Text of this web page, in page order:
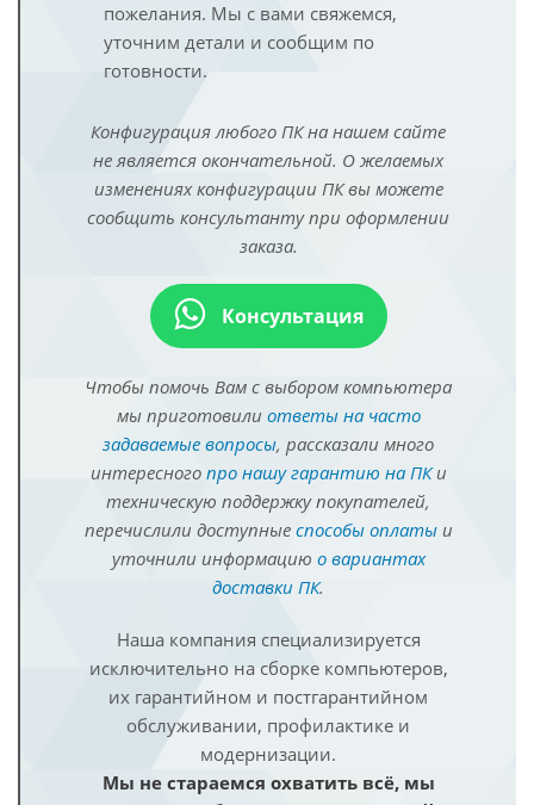
пожелания. Мы с вами свяжемся,
уточним детали и сообщим по
готовности.
Конфигурация любого ПК на нашем сайте
не является окончательной. О желаемых
изменениях конфигурации ПК вы можете
сообщить консультанту при оформлении
заказа.
Консультация
Чтобы помочь Вам с выбором компьютера
мы приготовили ответы на часто
задаваемые вопросы, рассказали много
интересного про нашу гарантию на ПКи
техническую поддержку покупателей,
перечислили доступные способы оплатыи
уточнили информацию о вариантах
доставки ПК.
Наша компания специализируется
исключительно на сборке компьютеров,
их гарантийном и постгарантийном
обслуживании, профилактике и
модернизации.
Мы не стараемся охватить всё, мы